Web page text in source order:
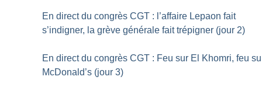
En direct du congrès CGT : l’affaire Lepaon fait
s’indigner, la grève générale fait trépigner (jour 2)
En direct du congrès CGT : Feu sur El Khomri, feu
McDonald’s (jour 3)